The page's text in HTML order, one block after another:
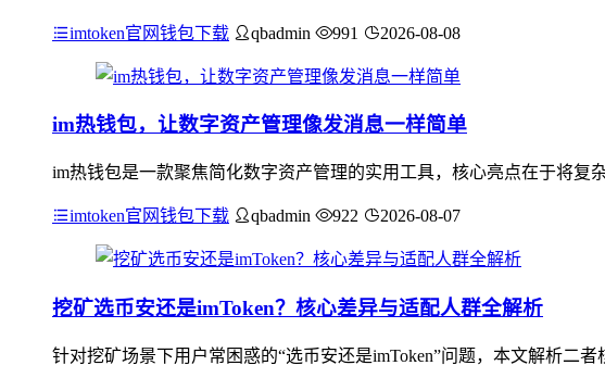
imtoken官网钱包下载 qbadmin 991 2026-08-08
im热钱包，让数字资产管理像发消息一样简单
im热钱包是一款聚焦简化数字资产管理的实用工具，核心亮点在于将
imtoken官网钱包下载 qbadmin 922 2026-08-07
挖矿选币安还是imToken？核心差异与适配人群全解析
针对挖矿场景下用户常困惑的“选币安还是imToken”问题，本文解析二